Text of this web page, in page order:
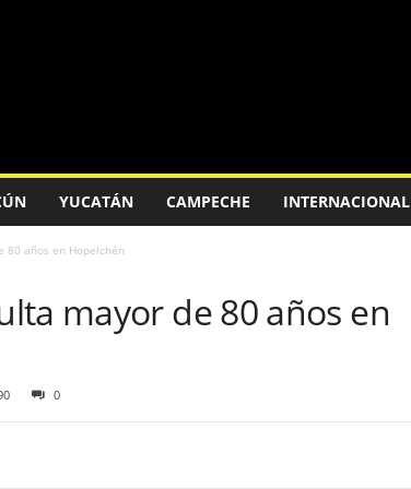
YUCATÁN CAMPECHE INTERNACIONAL
80 años en Hopelchén
mayor de 80 años en
0